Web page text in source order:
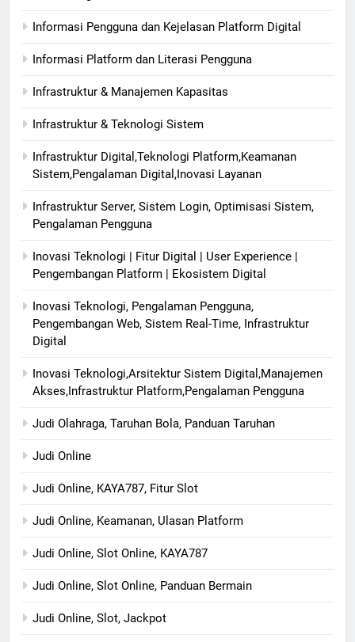
Informasi Pengguna dan Kejelasan Platform Digital
Informasi Platform dan Literasi Pengguna
Infrastruktur & Manajemen Kapasitas
Infrastruktur & Teknologi Sistem
Infrastruktur Digital,Teknologi Platform,Keamanan
Sistem,Pengalaman Digital,Inovasi Layanan
Infrastruktur Server, Sistem Login, Optimisasi Sistem,
Pengalaman Pengguna
Inovasi Teknologi | Fitur Digital | User Experience |
Pengembangan Platform | Ekosistem Digital
Inovasi Teknologi, Pengalaman Pengguna,
Pengembangan Web, Sistem Real-Time, Infrastruktur
Digital
Inovasi Teknologi,Arsitektur Sistem Digital,Manajemen
Akses,Infrastruktur Platform,Pengalaman Pengguna
Judi Olahraga, Taruhan Bola, Panduan Taruhan
Judi Online
Judi Online, KAYA787, Fitur Slot
Judi Online, Keamanan, Ulasan Platform
Judi Online, Slot Online, KAYA787
Judi Online, Slot Online, Panduan Bermain
Judi Online, Slot, Jackpot